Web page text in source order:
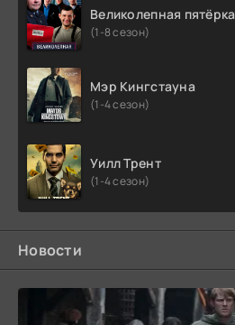
Великолепная пятёрка
(1-8 сезон)
Мэр Кингстауна
(1-4 сезон)
Уилл Трент
(1-4 сезон)
Новости